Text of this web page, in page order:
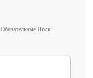
Обязательные Поля